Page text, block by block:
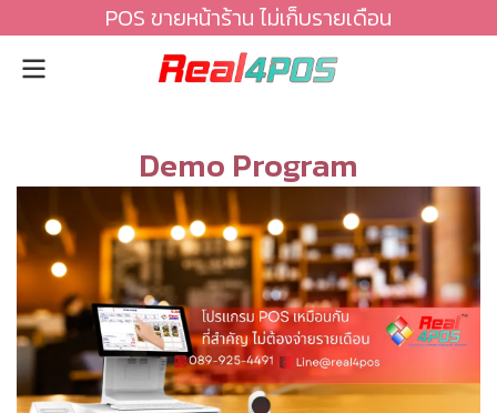
POS ขายหน้าร้าน ไม่เก็บรายเดือน
Demo Program